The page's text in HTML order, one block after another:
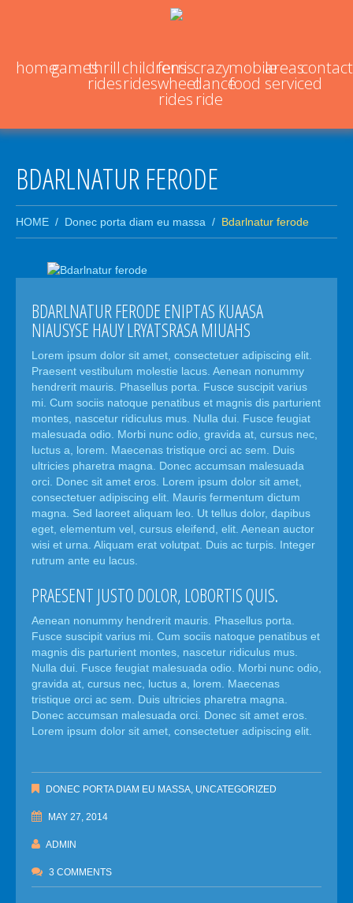
homegamesthrill
rides
childrens
rides
ferris
wheel
rides
crazy
dance
ride
mobile
food
areas
serviced
contact
BDARLNATUR FERODE
HOME Donec porta diam eu massa Bdarlnatur ferode
BDARLNATUR FERODE ENIPTAS KUAASA
NIAUSYSE HAUY LRYATSRASA MIUAHS
Lorem ipsum dolor sit amet, consectetuer adipiscing elit.
Praesent vestibulum molestie lacus. Aenean nonummy
hendrerit mauris. Phasellus porta. Fusce suscipit varius
mi. Cum sociis natoque penatibus et magnis dis parturient
montes, nascetur ridiculus mus. Nulla dui. Fusce feugiat
malesuada odio. Morbi nunc odio, gravida at, cursus nec,
luctus a, lorem. Maecenas tristique orci ac sem. Duis
ultricies pharetra magna. Donec accumsan malesuada
orci. Donec sit amet eros. Lorem ipsum dolor sit amet,
consectetuer adipiscing elit. Mauris fermentum dictum
magna. Sed laoreet aliquam leo. Ut tellus dolor, dapibus
eget, elementum vel, cursus eleifend, elit. Aenean auctor
wisi et urna. Aliquam erat volutpat. Duis ac turpis. Integer
rutrum ante eu lacus.
PRAESENT JUSTO DOLOR, LOBORTIS QUIS.
Aenean nonummy hendrerit mauris. Phasellus porta.
Fusce suscipit varius mi. Cum sociis natoque penatibus et
magnis dis parturient montes, nascetur ridiculus mus.
Nulla dui. Fusce feugiat malesuada odio. Morbi nunc odio,
gravida at, cursus nec, luctus a, lorem. Maecenas
tristique orci ac sem. Duis ultricies pharetra magna.
Donec accumsan malesuada orci. Donec sit amet eros.
Lorem ipsum dolor sit amet, consectetuer adipiscing elit.
DONEC PORTA DIAM EU MASSA, UNCATEGORIZED
MAY 27, 2014
ADMIN
3 COMMENTS